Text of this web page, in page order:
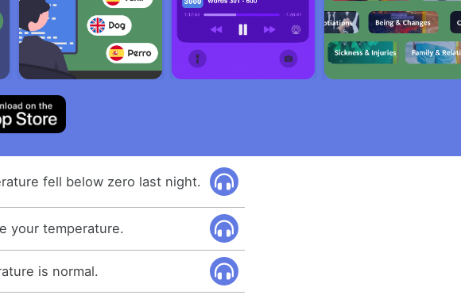
fell below zero last night.
your temperature.
is normal.